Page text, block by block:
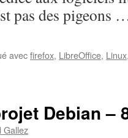
pas des pigeons
avecfirefox, LibreOffice, Linux
Debian –
Gallez